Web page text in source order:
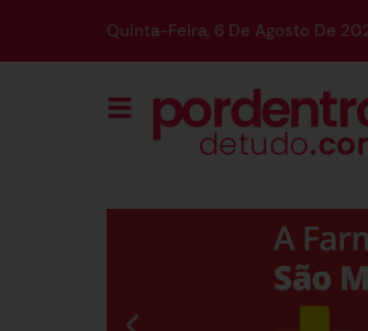
Quinta-Feira, 6 De Agosto De